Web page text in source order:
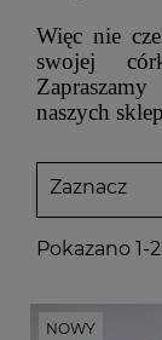
Więc nie
swojej
naszych
Zaznacz
Pokazano 1-
NOWY